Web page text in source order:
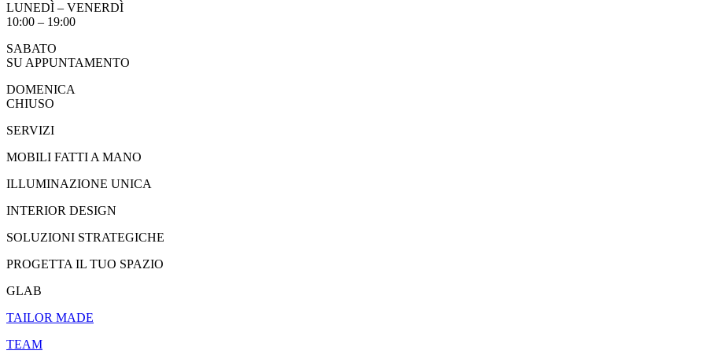
LUNEDÌ – VENERDÌ
10:00 – 19:00
SABATO
SU APPUNTAMENTO
DOMENICA
CHIUSO
SERVIZI
MOBILI FATTI A MANO
ILLUMINAZIONE UNICA
INTERIOR DESIGN
SOLUZIONI STRATEGICHE
PROGETTA IL TUO SPAZIO
GLAB
TAILOR MADE
TEAM